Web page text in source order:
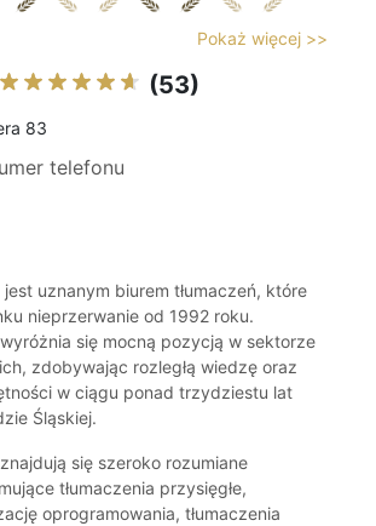
Pokaż więcej >>
(53)
83
telefonu
jest uznanym biurem tłumaczeń, które
nieprzerwanie od 1992 roku.
się mocną pozycją w sektorze
zdobywając rozległą wiedzę oraz
w ciągu ponad trzydziestu lat
Śląskiej.
się szeroko rozumiane
tłumaczenia przysięgłe,
oprogramowania, tłumaczenia